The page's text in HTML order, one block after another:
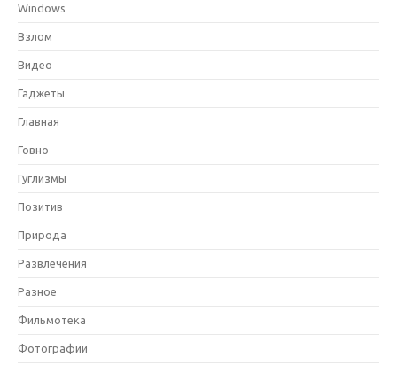
Windows
Взлом
Видео
Гаджеты
Главная
Говно
Гуглизмы
Позитив
Природа
Развлечения
Разное
Фильмотека
Фотографии